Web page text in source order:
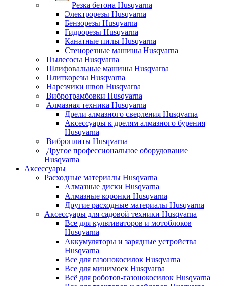
Резка бетона Husqvarna
Электрорезы Husqvarna
Бензорезы Husqvarna
Гидрорезы Husqvarna
Канатные пилы Husqvarna
Стенорезные машины Husqvarna
Пылесосы Husqvarna
Шлифовальные машины Husqvarna
Плиткорезы Husqvarna
Нарезчики швов Husqvarna
Вибротрамбовки Husqvarna
Алмазная техника Husqvarna
Дрели алмазного сверления Husqvarna
Аксессуары к дрелям алмазного бурения
Husqvarna
Виброплиты Husqvarna
Другое профессиональное оборудование
Husqvarna
Аксессуары
Расходные материалы Husqvarna
Алмазные диски Husqvarna
Алмазные коронки Husqvarna
Другие расходные материалы Husqvarna
Аксессуары для садовой техники Husqvarna
Все для культиваторов и мотоблоков
Husqvarna
Аккумуляторы и зарядные устройства
Husqvarna
Все для газонокосилок Husqvarna
Все для минимоек Husqvarna
Всё для роботов-газонокосилок Husqvarna